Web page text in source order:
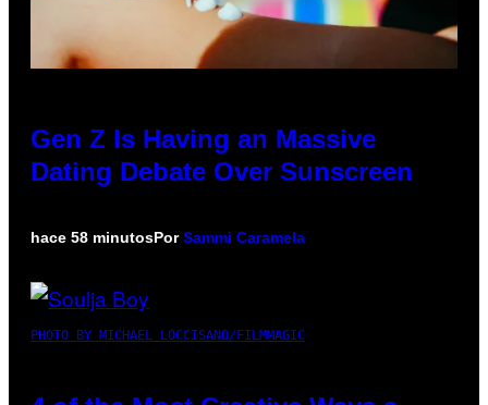
Gen Z Is Having an Massive
Dating Debate Over Sunscreen
hace 58 minutosPorSammi Caramela
PHOTO BY MICHAEL LOCCISANO/FILMMAGIC